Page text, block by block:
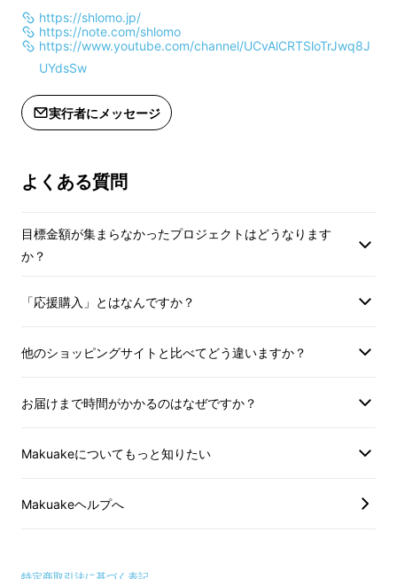
・色違いを複数購入する方が多かったため【３
色セット割】を設定
【１０個セット割】を設定
開発の動機
2012年9月、ロードバイクが趣味である私、砂
原康治が、ツールドのと400に出場しました。
た。ツールドのと400とは3日間で400km以上
湯になりました。冷たい水を飲みたくて何とか
却の原理です。
https://shlomo.jp/
https://note.com/shlomo
https://www.youtube.com/channel/UCvAlCRTSloTrJwq8J
UYdsSw
実行者にメッセージ
よくある質問
目標金額が集まらなかったプロジェクトはどうなります
か？
「応援購入」とはなんですか？
他のショッピングサイトと比べてどう違いますか？
お届けまで時間がかかるのはなぜですか？
Makuakeについてもっと知りたい
Makuakeヘルプへ